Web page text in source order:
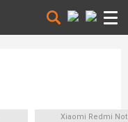
Xiaomi Redmi